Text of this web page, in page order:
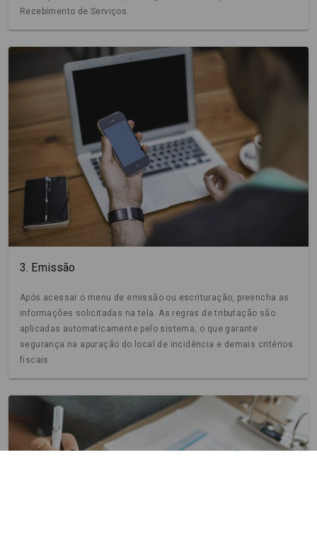
Recebimento de Serviços.
3. Emissão
Após acessar o menu de emissão ou escrituração, preencha as
informações solicitadas na tela. As regras de tributação são
aplicadas automaticamente pelo sistema, o que garante
segurança na apuração do local de incidência e demais critérios
fiscais.